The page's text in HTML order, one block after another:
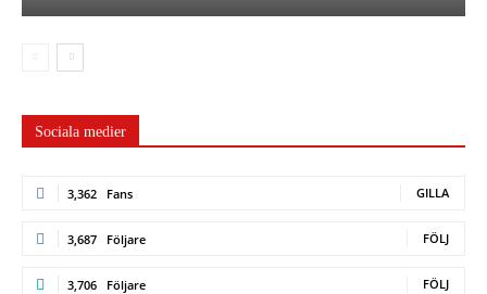
Sociala medier
3,362 Fans GILLA
3,687 Följare FÖLJ
3,706 Följare FÖLJ